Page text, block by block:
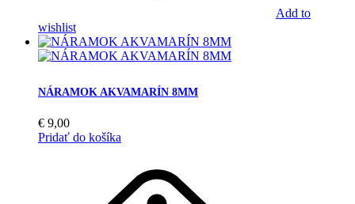
Add to
wishlist
NÁRAMOK AKVAMARÍN 8MM
€ 9,00
Pridať do košíka